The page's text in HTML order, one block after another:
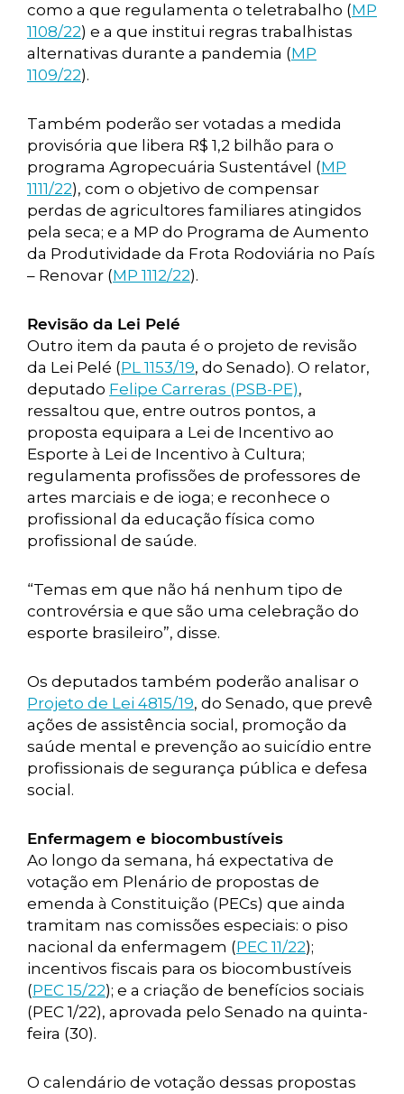
como a que regulamenta o teletrabalho (MP
1108/22) e a que institui regras trabalhistas
alternativas durante a pandemia (MP
1109/22).
Também poderão ser votadas a medida
provisória que libera R$ 1,2 bilhão para o
programa Agropecuária Sustentável (MP
1111/22), com o objetivo de compensar
perdas de agricultores familiares atingidos
pela seca; e a MP do Programa de Aumento
da Produtividade da Frota Rodoviária no País
– Renovar (MP 1112/22).
Revisão da Lei Pelé
Outro item da pauta é o projeto de revisão
da Lei Pelé (PL 1153/19, do Senado). O relator,
deputado Felipe Carreras (PSB-PE),
ressaltou que, entre outros pontos, a
proposta equipara a Lei de Incentivo ao
Esporte à Lei de Incentivo à Cultura;
regulamenta profissões de professores de
artes marciais e de ioga; e reconhece o
profissional da educação física como
profissional de saúde.
“Temas em que não há nenhum tipo de
controvérsia e que são uma celebração do
esporte brasileiro”, disse.
Os deputados também poderão analisar o
Projeto de Lei 4815/19, do Senado, que prevê
ações de assistência social, promoção da
saúde mental e prevenção ao suicídio entre
profissionais de segurança pública e defesa
social.
Enfermagem e biocombustíveis
Ao longo da semana, há expectativa de
votação em Plenário de propostas de
emenda à Constituição (PECs) que ainda
tramitam nas comissões especiais: o piso
nacional da enfermagem (PEC 11/22);
incentivos fiscais para os biocombustíveis
(PEC 15/22); e a criação de benefícios sociais
(PEC 1/22), aprovada pelo Senado na quinta-
feira (30).
O calendário de votação dessas propostas